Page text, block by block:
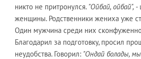
никто не притронулся. "Ойбай, ойбай", -
женщины. Родственники жениха уже
Один мужчина среди них
Благодарил за подготовку, просил
неудобства. Говорил: "Ондай болады,